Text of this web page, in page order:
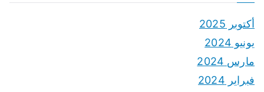
أكتوبر 2025
يونيو 2024
مارس 2024
فبراير 2024